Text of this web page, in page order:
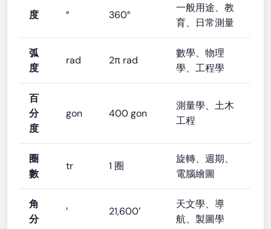
度 ° 360°
一般用途、教
育、日常測量
弧
度
rad 2π rad
數學、物理
學、工程學
百
分
度
gon 400 gon
測量學、土木
工程
圈
數
tr 1 圈
旋轉、週期、
電腦繪圖
角
分
′ 21,600′
天文學、導
航、製圖學